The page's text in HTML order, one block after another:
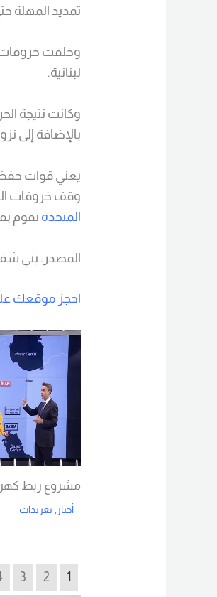
تمديد المهلة حتى 18 فبراير
لبنانية.
وكانت نتيجة
بالإضافة إلى نزوح
يعني قوات حفظ
وقف خروقات
المتحدة تقوم بفصل 5 مدرسين من مدارس في
المصدر: يني
احجز موقعك
مشروع ربط
أخبار تغريدات
1
2
3